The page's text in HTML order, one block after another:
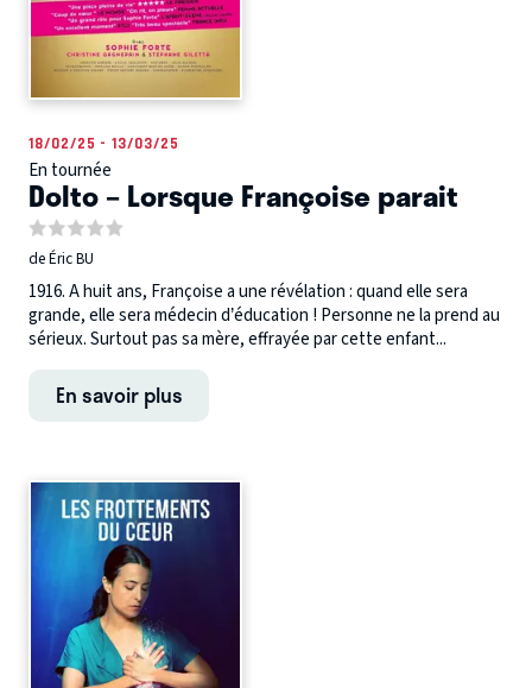
18/02/25 - 13/03/25
En tournée
Dolto – Lorsque Françoise parait
de Éric BU
1916. A huit ans, Françoise a une révélation : quand elle sera
grande, elle sera médecin d’éducation ! Personne ne la prend au
sérieux. Surtout pas sa mère, effrayée par cette enfant...
En savoir plus